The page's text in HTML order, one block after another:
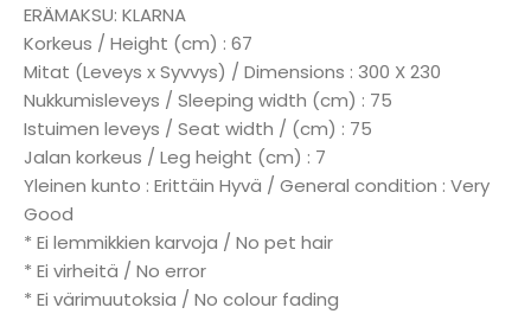
ERÄMAKSU: KLARNA
Korkeus / Height (cm) : 67
Mitat (Leveys x Syvvys) / Dimensions : 300 X 230
Nukkumisleveys / Sleeping width (cm) : 75
Istuimen leveys / Seat width / (cm) : 75
Jalan korkeus / Leg height (cm) : 7
Yleinen kunto : Erittäin Hyvä / General condition : Very
Good
* Ei lemmikkien karvoja / No pet hair
* Ei virheitä / No error
* Ei värimuutoksia / No colour fading